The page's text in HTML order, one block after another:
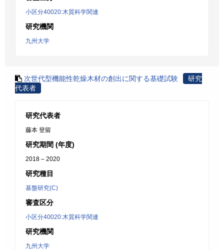
小区分40020:木質科学関連
研究機関
九州大学
次世代型機能性乾燥木材の創出に関する基礎試験
研究
代表者
研究代表者
藤本 登留
研究期間 (年度)
2018 – 2020
研究種目
基盤研究(C)
審査区分
小区分40020:木質科学関連
研究機関
九州大学